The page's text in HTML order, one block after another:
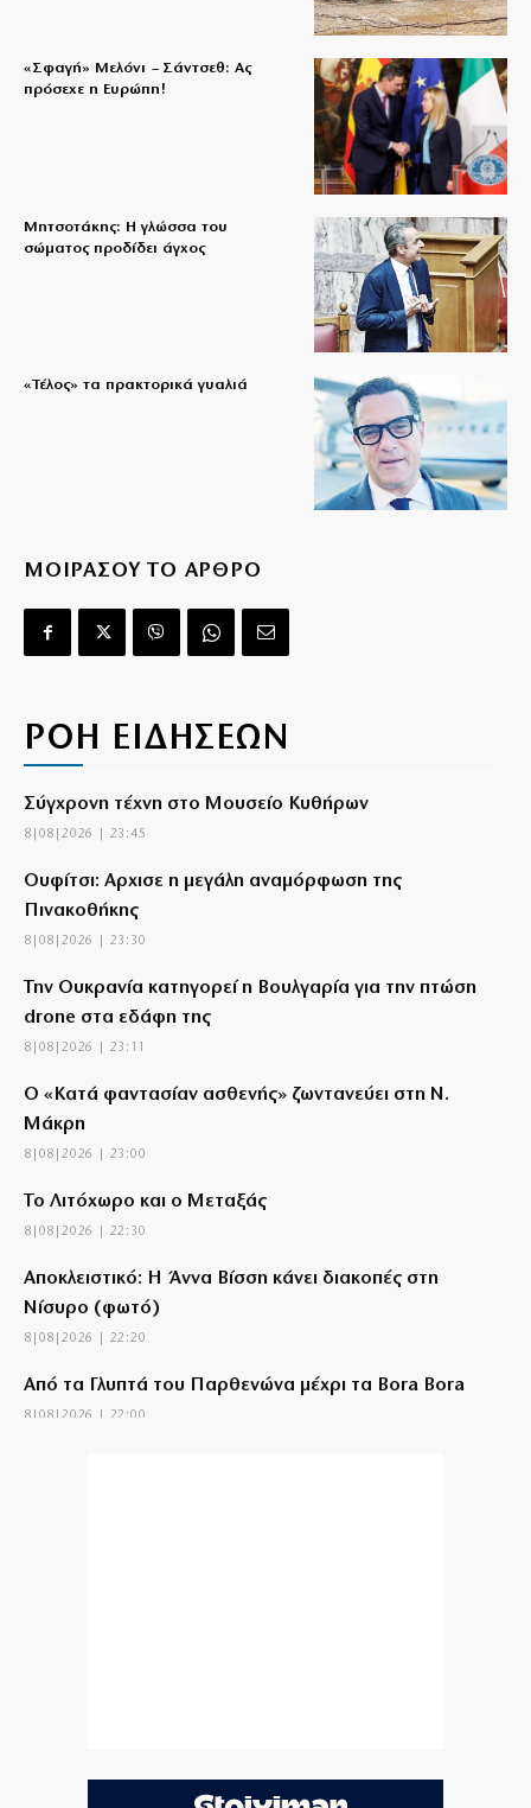
«Σφαγή» Μελόνι – Σάντσεθ: Ας
πρόσεχε η Ευρώπη!
Μητσοτάκης: Η γλώσσα του
σώματος προδίδει άγχος
«Τέλος» τα πρακτορικά γυαλιά
ΜΟΙΡΑΣΟΥ ΤΟ ΑΡΘΡΟ
ΡΟΗ ΕΙΔΗΣΕΩΝ
Σύγχρονη τέχνη στο Μουσείο Κυθήρων
8|08|2026 | 23:45
Ουφίτσι: Αρχισε η μεγάλη αναμόρφωση της
Πινακοθήκης
8|08|2026 | 23:30
Την Ουκρανία κατηγορεί η Βουλγαρία για την πτώση
drone στα εδάφη της
8|08|2026 | 23:11
Ο «Κατά φαντασίαν ασθενής» ζωντανεύει στη Ν.
Μάκρη
8|08|2026 | 23:00
Το Λιτόχωρο και ο Μεταξάς
8|08|2026 | 22:30
Αποκλειστικό: Η Άννα Βίσση κάνει διακοπές στη
Νίσυρο (φωτό)
8|08|2026 | 22:20
Από τα Γλυπτά του Παρθενώνα μέχρι τα Bora Bora
8|08|2026 | 22:00
8|08|2026 | 21:09